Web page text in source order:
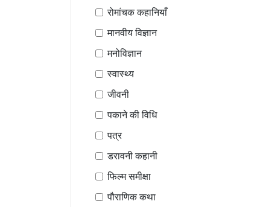
रोमांचक कहानियाँ
मानवीय विज्ञान
मनोविज्ञान
स्वास्थ्य
जीवनी
पकाने की विधि
पत्र
डरावनी कहानी
फिल्म समीक्षा
पौराणिक कथा